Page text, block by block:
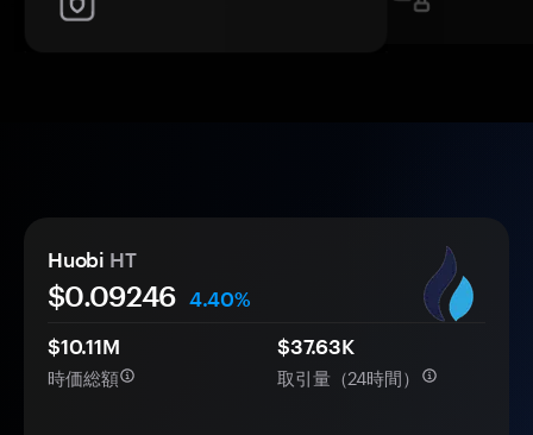
Huobi HT
$0.09246 4.40%
$10.11M
時価総額
$37.63K
取引量（24時間）